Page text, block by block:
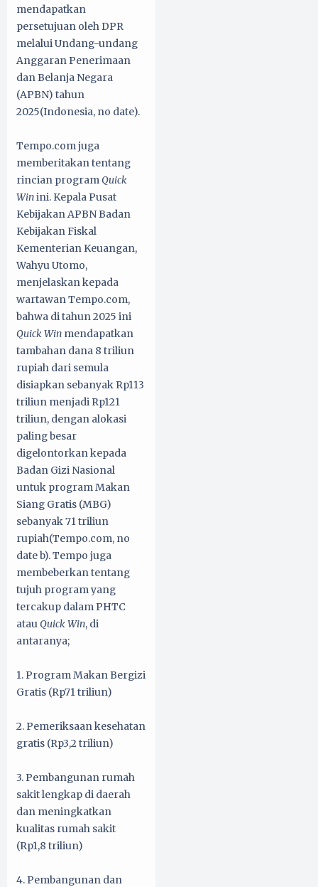
mendapatkan
persetujuan oleh DPR
melalui Undang-undang
Anggaran Penerimaan
dan Belanja Negara
(APBN) tahun
2025(Indonesia, no date).
Tempo.com juga
memberitakan tentang
rincian programQuick
Winini. Kepala Pusat
Kebijakan APBN Badan
Kebijakan Fiskal
Kementerian Keuangan,
Wahyu Utomo,
menjelaskan kepada
wartawan Tempo.com,
bahwa di tahun 2025 ini
Quick Win mendapatkan
tambahan dana 8 triliun
rupiah dari semula
disiapkan sebanyak Rp113
triliun menjadi Rp121
triliun, dengan alokasi
paling besar
digelontorkan kepada
Badan Gizi Nasional
untuk program Makan
Siang Gratis (MBG)
sebanyak 71 triliun
rupiah(Tempo.com, no
date b). Tempo juga
membeberkan tentang
tujuh program yang
tercakup dalam PHTC
atauQuick Win, di
antaranya;
1. Program Makan Bergizi
Gratis (Rp71 triliun)
2. Pemeriksaan kesehatan
gratis (Rp3,2 triliun)
3. Pembangunan rumah
sakit lengkap di daerah
dan meningkatkan
kualitas rumah sakit
(Rp1,8 triliun)
4. Pembangunan dan